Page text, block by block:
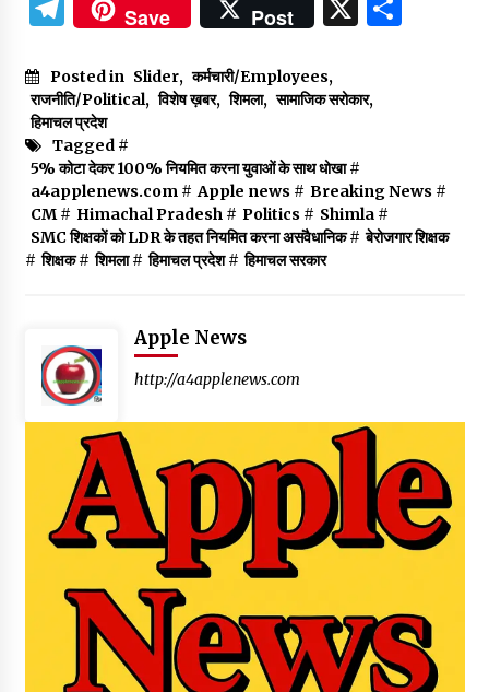
Save Post
Posted in Slider, कर्मचारी/Employees,
राजनीति/Political, विशेष ख़बर, शिमला, सामाजिक सरोकार,
हिमाचल प्रदेश
Tagged #
5% कोटा देकर 100% नियमित करना युवाओं के साथ धोखा#
a4applenews.com# Apple news # Breaking News #
CM# Himachal Pradesh# Politics # Shimla#
SMC शिक्षकों को LDR के तहत नियमित करना असंवैधानिक# बेरोजगार शिक्षक
# शिक्षक# शिमला# हिमाचल प्रदेश# हिमाचल सरकार
Apple News
http://a4applenews.com